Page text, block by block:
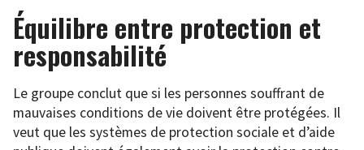
Équilibre entre protection et
responsabilité
Le groupe conclut que si les personnes souffrant de
mauvaises conditions de vie doivent être protégées. Il
veut que les systèmes de protection sociale et d’aide